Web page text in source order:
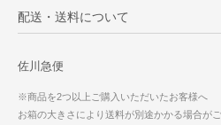
配送・送料について
佐川急便
※商品を2つ以上ご購入いただいたお客様へ
お箱の大きさにより送料が別途かかる場合が